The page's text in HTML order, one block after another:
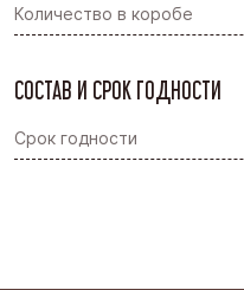
Количество в коробе
СОСТАВ И СРОК ГОДНОСТИ
Срок годности